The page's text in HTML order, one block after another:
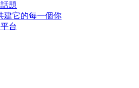
題
建它的每一個你
台